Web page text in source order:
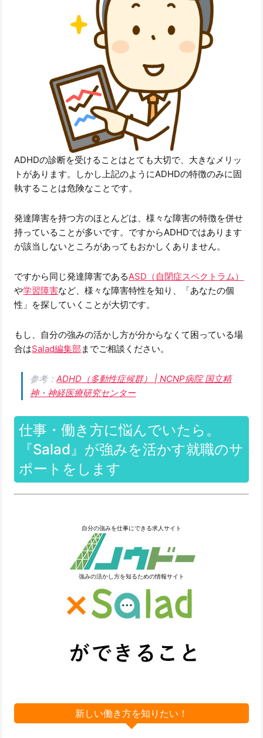
ADHDの診断を受けることはとても大切で、大きなメリッ
トがあります。しかし上記のようにADHDの特徴のみに固
執することは危険なことです。
発達障害を持つ方のほとんどは、様々な障害の特徴を併せ
持っていることが多いです。ですからADHDではあります
が該当しないところがあってもおかしくありません。
ですから同じ発達障害であるASD（自閉症スペクトラム）
や学習障害など、様々な障害特性を知り、「あなたの個
性」を探していくことが大切です。
もし、自分の強みの活かし方が分からなくて困っている場
合はSalad編集部 までご相談ください。
参考：ADHD（多動性症候群） | NCNP病院 国立精
神・神経医療研究センター
仕事・働き方に悩んでいたら。
『Salad』が強みを活かす就職のサ
ポートをします
自分の強みを仕事にできる求人サイト
強みの活かし方を知るための情報サイト
新しい働き方を知りたい！